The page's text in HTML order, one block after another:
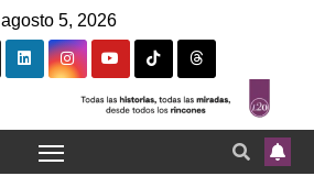
agosto 5, 2026